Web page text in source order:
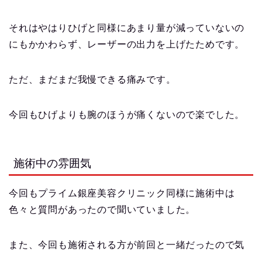
それはやはりひげと同様にあまり量が減っていないの
にもかかわらず、レーザーの出力を上げたためです。
ただ、まだまだ我慢できる痛みです。
今回もひげよりも腕のほうが痛くないので楽でした。
施術中の雰囲気
今回もプライム銀座美容クリニック同様に施術中は
色々と質問があったので聞いていました。
また、今回も施術される方が前回と一緒だったので気